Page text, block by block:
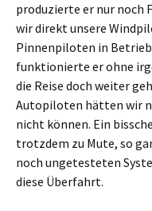
produzierte er nur noch
wir direkt unsere
Pinnenpiloten in
funktionierte er ohne
die Reise doch weiter
Autopiloten hätten wir
nicht können. Ein
trotzdem zu Mute, so
noch ungetesteten
diese Überfahrt.